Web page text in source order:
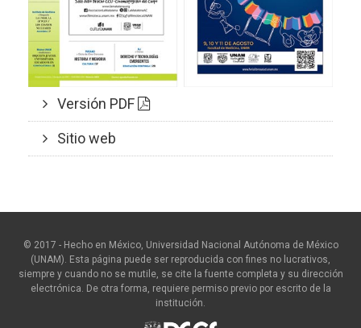
Versión PDF
Sitio web
© 2017 - Hecho en México, Universidad Nacional Autónoma de México
(UNAM). Esta página puede ser reproducida con fines no lucrativos,
siempre y cuando no se mutile, se cite la fuente completa y su dirección
electrónica. De otra forma, requiere permiso previo por escrito de la
institución.